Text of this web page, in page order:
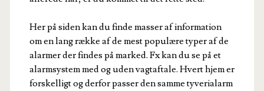
Her på siden kan du finde masser af information
om en lang række af de mest populære typer af de
alarmer der findes på marked. Fx kan du se på et
alarmsystem med og uden vagtaftale. Hvert hjem er
forskelligt og derfor passer den samme tyverialarm